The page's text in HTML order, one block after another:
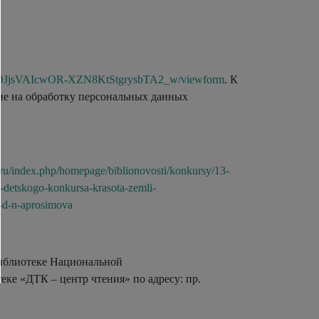
XZN8KtStgrysbTA2_w/viewform. К
на обработку персональных данных
index.php/homepage/biblionovosti/konkursy/13-
konkursa-krasota-zemli-
n-aprosimova
Национальной
«ДТК – центр чтения» по адресу: пр.